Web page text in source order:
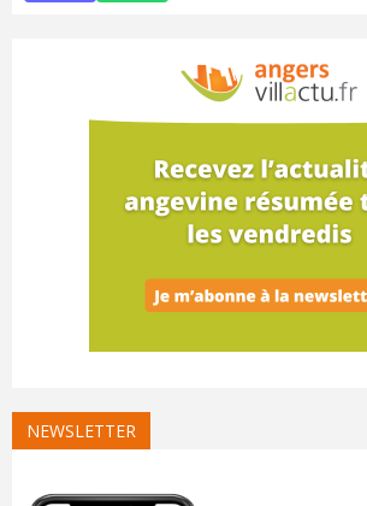
NEWSLETTER